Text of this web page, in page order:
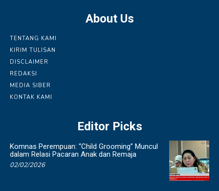
About Us
TENTANG KAMI
KIRIM TULISAN
DISCLAIMER
REDAKSI
MEDIA SIBER
KONTAK KAMI
Editor Picks
Komnas Perempuan: “Child Grooming” Muncul
dalam Relasi Pacaran Anak dan Remaja
02/02/2026